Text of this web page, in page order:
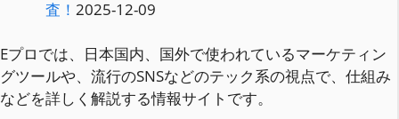
査！ 2025-12-09
Eプロでは、日本国内、国外で使われているマーケティン
グツールや、流行のSNSなどのテック系の視点で、仕組み
などを詳しく 解説する情報サイト です。